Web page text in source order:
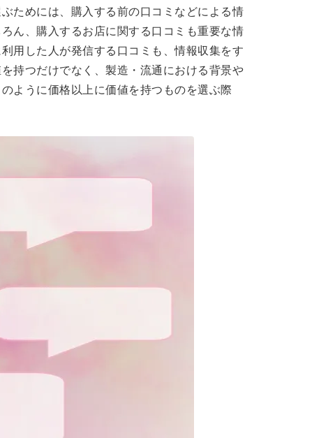
ためには、購入する前の口コミなどによる情
ん、購入するお店に関する口コミも重要な情
用した人が発信する口コミも、情報収集をす
持つだけでなく、製造・流通における背景や
ように価格以上に価値を持つものを選ぶ際